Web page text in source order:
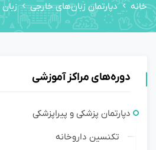
خانه دپارتمان زبان‌های خارجی
دوره‌های مراکز آموزشی
دپارتمان پزشکی و پیراپزشکی
تکنسین داروخانه